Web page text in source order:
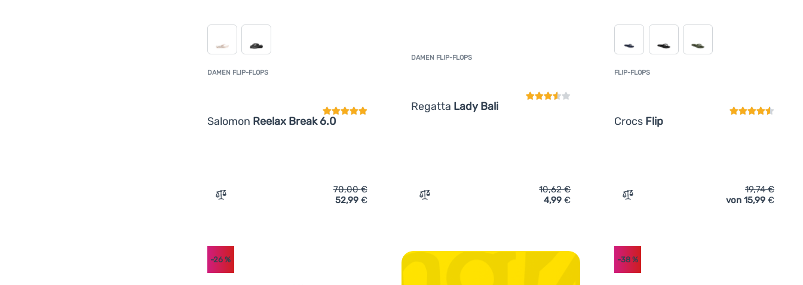
DAMEN FLIP-FLOPS
Salomon Reelax Break 6.0
Zum Vergleich 'Damen Flip-Flops Salomon Reelax Break 6.0' hinzufügen
70,00€
52,99 €
DAMEN FLIP-FLOPS
Regatta Lady Bali
Zum Vergleich 'Damen Flip-Flops Regatta Lady Bali' hinzufügen
10,62€
4,99€
FLIP-FLOPS
Crocs Flip
Zum Vergleich 'Flip-Flops Crocs Flip'
19,74€
von 15,99 €
-26 % -38 %